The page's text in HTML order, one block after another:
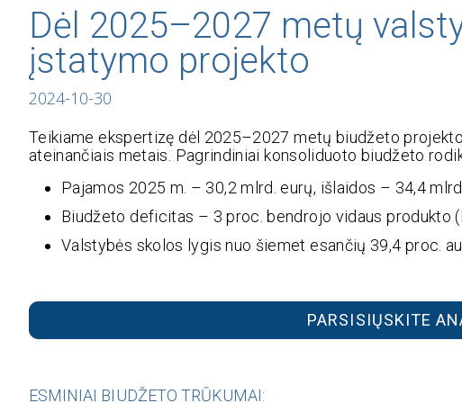
Dėl 2025–2027 metų
įstatymo projekto
2024-10-30
Teikiame ekspertizę dėl 2025–2027 metų biudžeto
ateinančiais metais. Pagrindiniai konsoliduoto biudžeto
Pajamos 2025 m. – 30,2 mlrd. eurų, išlaidos – 34,4
Biudžeto deficitas – 3 proc. bendrojo vidaus produkto
Valstybės skolos lygis nuo šiemet esančių 39,4 proc.
PARSISIŲSKITE
ESMINIAI BIUDŽETO TRŪKUMAI: